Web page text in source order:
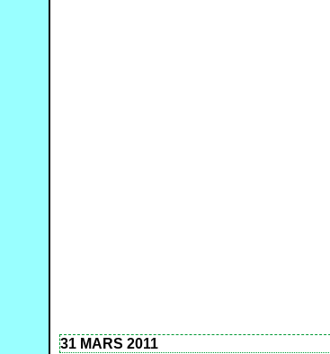
31 MARS 2011